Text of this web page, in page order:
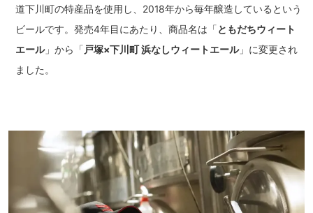
道下川町の特産品を使用し、2018年から毎年醸造しているという
ビールです。発売4年目にあたり、商品名は「 ともだちウィート
エール」から「 戸塚×下川町 浜なしウィートエール」に変更され
ました。